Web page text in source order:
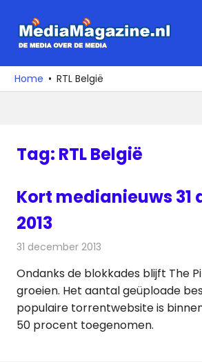
naar
media
over
Home RTL België
Tag: RTL België
Kort medianieuws 31
2013
31 december 2013
Ondanks de blokkades blijft The
groeien. Het aantal geüploade
populaire torrentwebsite is
50 procent toegenomen.